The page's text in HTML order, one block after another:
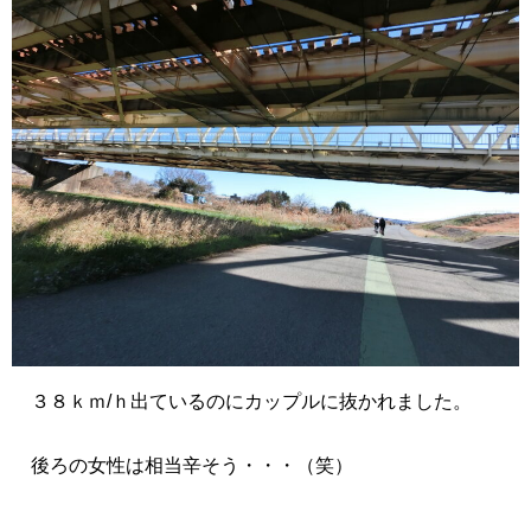
３８ｋｍ/ｈ出ているのにカップルに抜かれました。
後ろの女性は相当辛そう・・・（笑）